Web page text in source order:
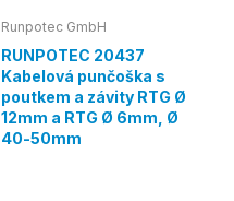
Runpotec GmbH
RUNPOTEC 20437
Kabelová punčoška s
poutkem a závity RTG Ø
12mm a RTG Ø 6mm, Ø
40-50mm